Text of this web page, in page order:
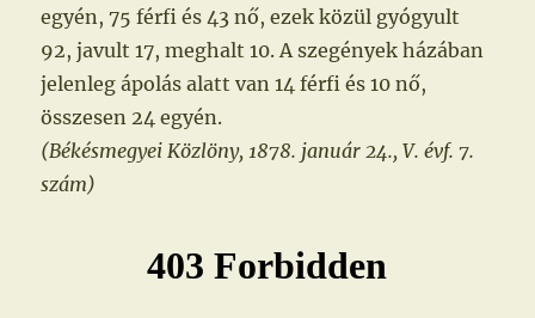
egyén, 75 férfi és 43 nő, ezek közül gyógyult
92, javult 17, meghalt 10. A szegények házában
jelenleg ápolás alatt van 14 férfi és 10 nő,
összesen 24 egyén.
(Békésmegyei Közlöny, 1878. január 24., V. évf. 7.
szám)